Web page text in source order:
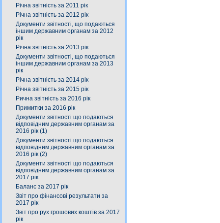
Річна звітність за 2011 рік
Річна звітність за 2012 рік
Документи звітності, що подаються
іншим державним органам за 2012
рік
Річна звітність за 2013 рік
Документи звітності, що подаються
іншим державним органам за 2013
рік
Річна звітність за 2014 рік
Річна звітність за 2015 рік
Рична звітність за 2016 рік
Примитки за 2016 рік
Документи звітності що подаються
відповідним державним органам за
2016 рік (1)
Документи звітності що подаються
відповідним державним органам за
2016 рік (2)
Документи звітності що подаються
відповідним державним органам за
2017 рік
Баланс за 2017 рік
Звіт про фінансові результати за
2017 рік
Звіт про рух грошових коштів за 2017
рік